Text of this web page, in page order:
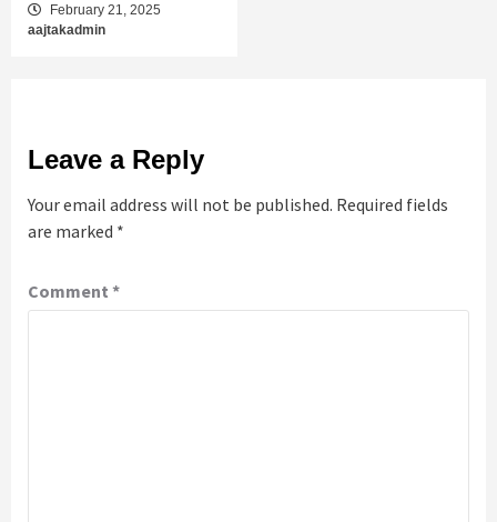
February 21, 2025
aajtakadmin
Leave a Reply
Your email address will not be published. Required fields
are marked *
Comment *